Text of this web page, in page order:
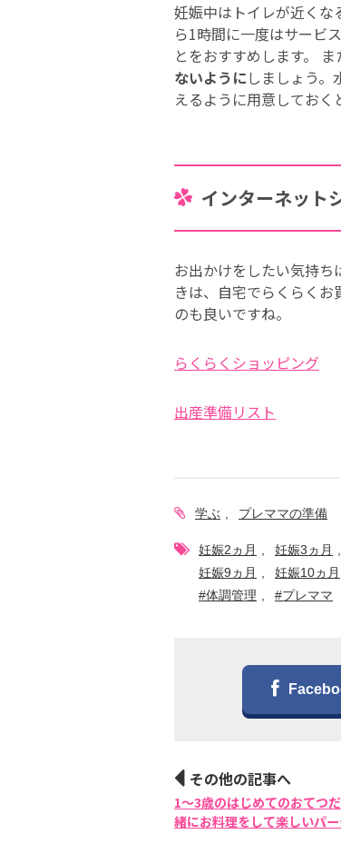
妊娠中はトイレが近くな
ら1時間に一度はサービ
とをおすすめします。 ま
ないようにしましょう
えるように用意しておく
インターネット
お出かけをしたい気持ち
きは、自宅でらくらく
のも良いですね。
らくらくショッピング
出産準備リスト
学ぶ プレママの準備
妊娠2ヵ月 妊娠3ヵ月
妊娠9ヵ月
妊娠10ヵ月
#体調管理
#プレママ
その他の記事へ
1〜3歳のはじめてのおてつ
緒にお料理をして楽しいパー